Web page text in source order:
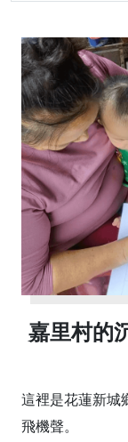
嘉里村的
這裡是花蓮新城
飛機聲。